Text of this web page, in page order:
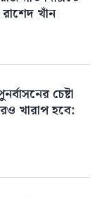
খাঁন
চেষ্টা
খারাপ হবে: